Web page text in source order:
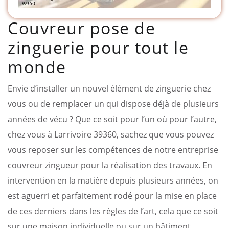
Couvreur pose de
zinguerie pour tout le
monde
Envie d’installer un nouvel élément de zinguerie chez
vous ou de remplacer un qui dispose déjà de plusieurs
années de vécu ? Que ce soit pour l’un où pour l’autre,
chez vous à Larrivoire 39360, sachez que vous pouvez
vous reposer sur les compétences de notre entreprise
couvreur zingueur pour la réalisation des travaux. En
intervention en la matière depuis plusieurs années, on
est aguerri et parfaitement rodé pour la mise en place
de ces derniers dans les règles de l’art, cela que ce soit